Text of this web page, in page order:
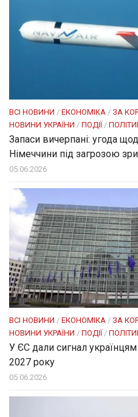
ВСІ НОВИНИ / ЕКОНОМІКА / ЗА
НОВИНИ УКРАЇНИ / ПОДІЇ/
Запаси вичерпані: угода
Німеччини під загрозою
05.06.2026
ВСІ НОВИНИ / ЕКОНОМІКА / ЗА
НОВИНИ УКРАЇНИ / ПОДІЇ/
У ЄС дали сигнал українцям
2027 року
05.06.2026